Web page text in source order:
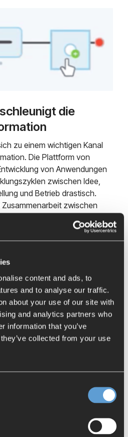
content and ads, to
and to analyse our traffic.
about your use of our site with
and analytics partners who
information that you’ve
collected from your use
die
zu einem wichtigen Kanal
Die Plattform von
von Anwendungen
zwischen Idee,
und Betrieb drastisch.
zwischen